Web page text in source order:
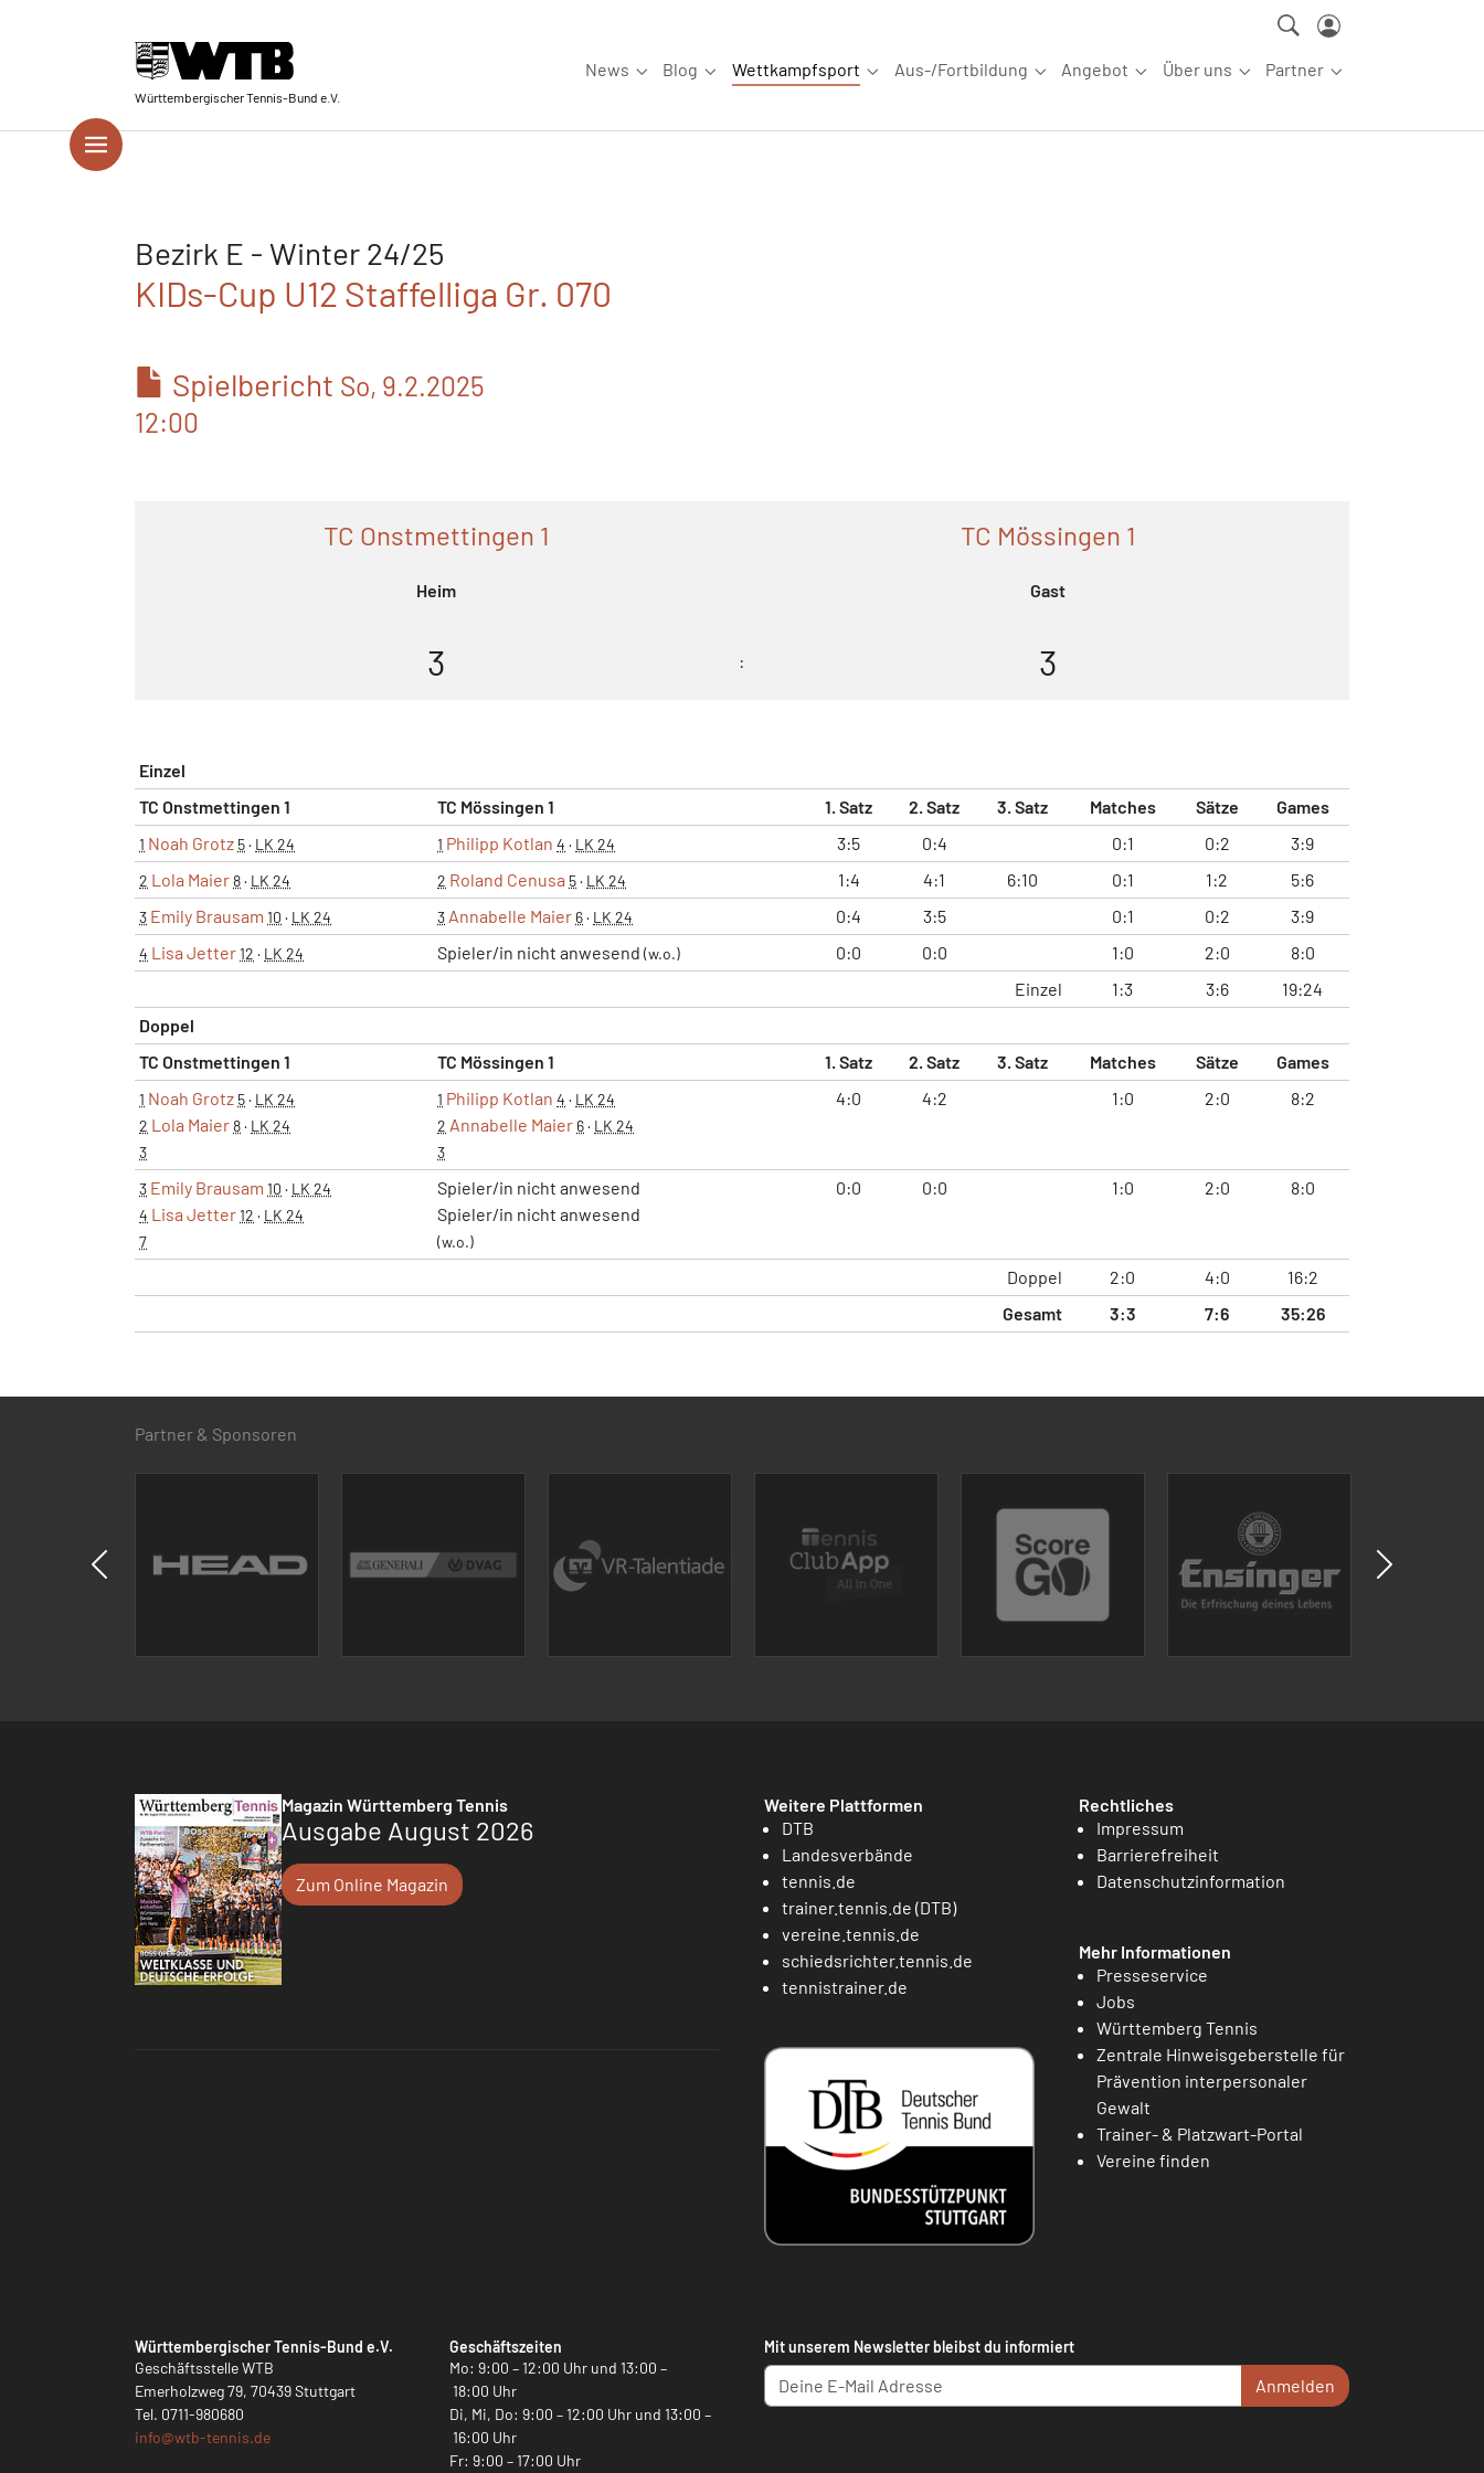
Württembergischer Tennis-Bund e.V.
News
Submenu for "News"
Blog
Submenu for "Blog"
Wettkampfsport
Submenu for "Wettkampfsport"
Aus-/Fortbildung
Submenu for "Aus-/Fortbildung"
Angebot
Submenu for "Angebot"
Über uns
Submenu for "Über uns"
Partner
Submenu for
Bezirk E - Winter 24/25
KIDs-Cup U12 Staffelliga Gr. 070
Spielbericht So, 9.2.2025
12:00
TC Onstmettingen 1
Heim
TC Mössingen 1
Gast
3 : 3
Einzel
TC Onstmettingen 1
TC Mössingen 1 1. Satz 2. Satz 3. Satz Matches Sätze Games
1 Noah Grotz 5· LK 24 1 Philipp Kotlan 4 · LK 24 3:5 0:4 0:1 0:2 3:9
2 Lola Maier8· LK 24 2 Roland Cenusa 5· LK 24 1:4 4:1 6:10 0:1 1:2 5:6
3 Emily Brausam 10 · LK 24 3 Annabelle Maier 6· LK 24 0:4 3:5 0:1 0:2 3:9
4 Lisa Jetter12 · LK 24 Spieler/in nicht anwesend (w.o.) 0:0 0:0 1:0 2:0
8:0
Einzel
1:3 3:6
19:24
Doppel
TC Onstmettingen 1
TC Mössingen 1 1. Satz 2. Satz 3. Satz Matches Sätze Games
1 Noah Grotz 5· LK 24
2 Lola Maier8· LK 24
3
1 Philipp Kotlan 4 · LK 24
2 Annabelle Maier 6· LK 24
3
4:0 4:2 1:0 2:0 8:2
3 Emily Brausam 10 · LK 24
4 Lisa Jetter12 · LK 24
7
Spieler/in nicht anwesend
Spieler/in nicht anwesend
(w.o.)
0:0 0:0 1:0 2:0 8:0
Doppel 2:0 4:0
16:2
Gesamt
3:3 7:6 35:26
Partner & Sponsoren
Magazin Württemberg Tennis
Ausgabe August 2026
Zum Online Magazin
Weitere Plattformen
DTB
Landesverbände
tennis.de
trainer.tennis.de (DTB)
vereine.tennis.de
schiedsrichter.tennis.de
tennistrainer.de
Rechtliches
Impressum
Barrierefreiheit
Datenschutzinformation
Mehr Informationen
Presseservice
Jobs
Württemberg Tennis
Zentrale Hinweisgeberstelle für
Prävention interpersonaler
Gewalt
Trainer- & Platzwart-Portal
Vereine finden
Württembergischer Tennis-Bund e.V.
Geschäftsstelle WTB
Emerholzweg 79, 70439 Stuttgart
Tel. 0711-980680
info@wtb-tennis.de
Geschäftszeiten
Mo: 9:00 – 12:00 Uhr und 13:00 –
18:00 Uhr
Di, Mi, Do: 9:00 – 12:00 Uhr und 13:00 –
16:00 Uhr
Fr: 9:00 – 17:00 Uhr
Mit unserem Newsletter bleibst du informiert
Anmelden